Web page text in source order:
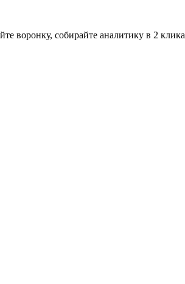
воронку, собирайте аналитику в 2 клика